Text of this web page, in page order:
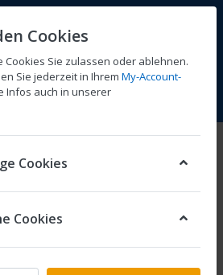
Vergleichen Wunschliste
Cookies
Cookies Sie zulassen oder ablehnen.
Sie jederzeit in Ihrem My-Account-
Infos auch in unserer
Cookies
Cookies